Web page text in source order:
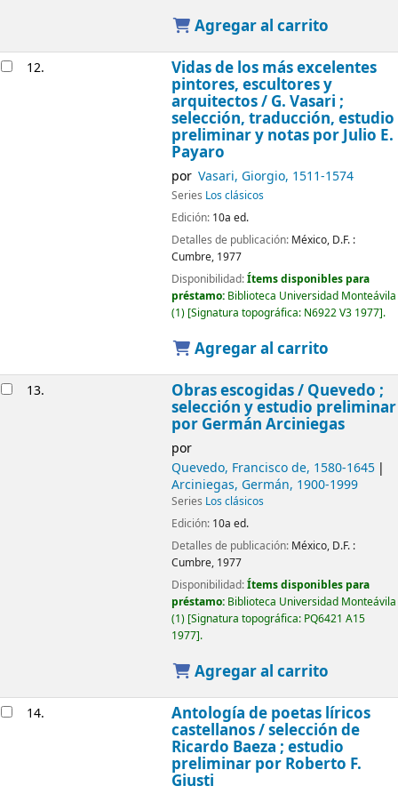
Agregar al carrito
12. Vidas de los más excelentes
pintores, escultores y
arquitectos / G. Vasari ;
selección, traducción, estudio
preliminar y notas por Julio E.
Payaro
por Vasari, Giorgio, 1511-1574
Series Los clásicos
Edición: 10a ed.
Detalles de publicación: México, D.F. :
Cumbre, 1977
Disponibilidad:Ítems disponibles para
préstamo: Biblioteca Universidad Monteávila
(1) Signatura topográfica: N6922 V3 1977 .
Agregar al carrito
13. Obras escogidas / Quevedo ;
selección y estudio preliminar
por Germán Arciniegas
por
Quevedo, Francisco de, 1580-1645
Arciniegas, Germán, 1900-1999
Series Los clásicos
Edición: 10a ed.
Detalles de publicación: México, D.F. :
Cumbre, 1977
Disponibilidad:Ítems disponibles para
préstamo: Biblioteca Universidad Monteávila
(1) Signatura topográfica: PQ6421 A15
1977 .
Agregar al carrito
14. Antología de poetas líricos
castellanos /selección de
Ricardo Baeza ; estudio
preliminar por Roberto F.
Giusti